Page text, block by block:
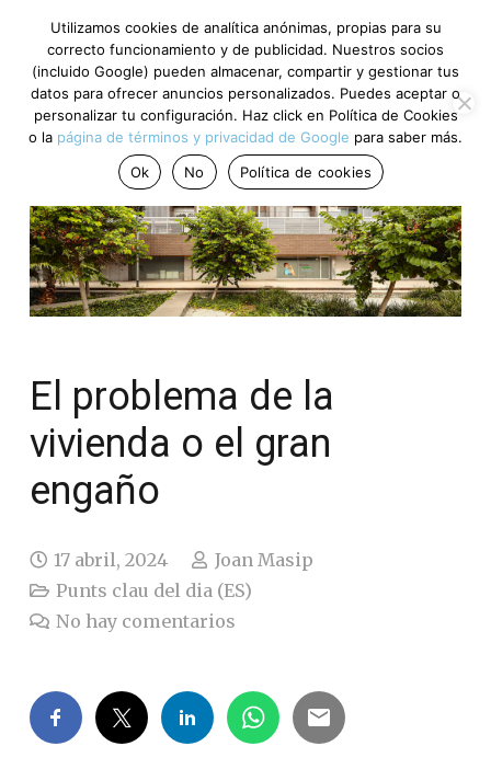
El problema de la
vivienda o el gran
engaño
17 abril, 2024
Joan Masip
Punts clau del dia (ES)
No hay comentarios
Utilizamos cookies de analítica anónimas, propias para su
correcto funcionamiento y de publicidad. Nuestros socios
(incluido Google) pueden almacenar, compartir y gestionar tus
datos para ofrecer anuncios personalizados. Puedes aceptar o
personalizar tu configuración. Haz click en Política de Cookies
o la página de términos y privacidad de Google para saber más.
Ok
No Política de cookies